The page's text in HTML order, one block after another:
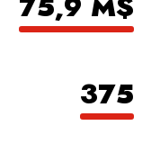
375